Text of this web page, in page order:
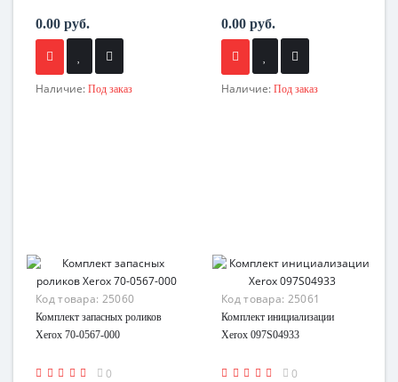
0.00 руб.
Наличие: Под заказ
0.00 руб.
Наличие: Под заказ
Код товара: 25060
Комплект запасных роликов
Xerox 70-0567-000
0
Код товара: 25061
Комплект инициализации
Xerox 097S04933
0